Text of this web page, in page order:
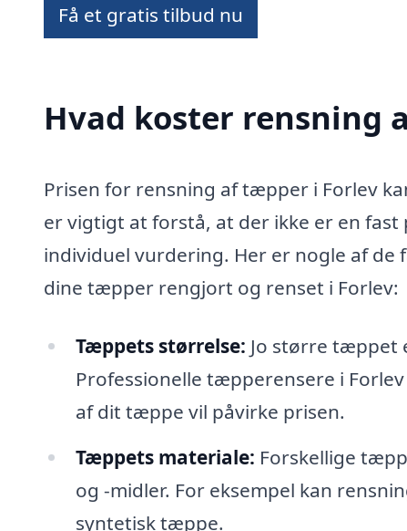
Få et gratis tilbud nu
Hvad koster rensning
Prisen for rensning af tæpper i Forlev
er vigtigt at forstå, at der ikke er en
individuel vurdering. Her er nogle af
dine tæpper rengjort og renset i Forlev:
Tæppets størrelse: Jo større tæppet
Professionelle tæpperensere i
af dit tæppe vil påvirke prisen.
Tæppets materiale: Forskellige
og -midler. For eksempel kan
syntetisk tæppe.